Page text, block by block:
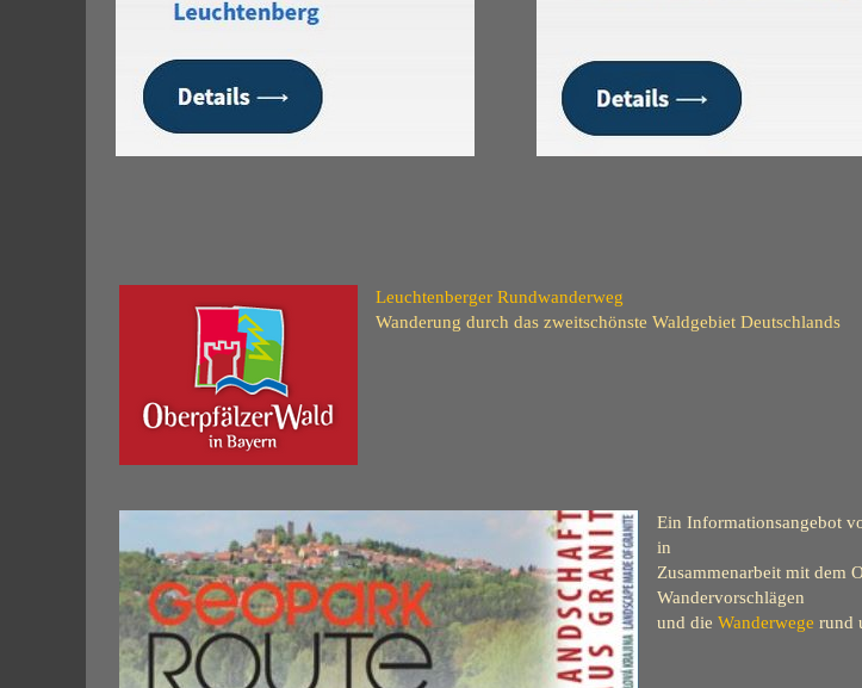
Leuchtenberger Rundwanderweg
Wanderung durch das zweitschönste Waldgebiet Deutschlands
Ein Informationsangebot
in
Zusammenarbeit mit dem
Wandervorschlägen
und die Wanderwege rund